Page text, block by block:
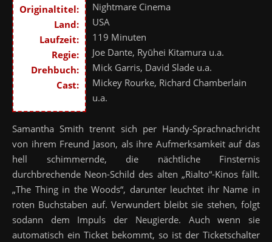
Originaltitel:
Land:
Laufzeit:
Regie:
Drehbuch:
Cast:
Nightmare Cinema
USA
119 Minuten
Joe Dante, Ryūhei Kitamura u.a.
Mick Garris, David Slade u.a.
Mickey Rourke, Richard Chamberlain
u.a.
Samantha Smith trennt sich per Handy-Sprachnachricht
von ihrem Freund Jason, als ihre Aufmerksamkeit auf das
hell schimmernde, die nächtliche Finsternis
durchbrechende Neon-Schild des alten „Rialto“-Kinos fällt.
„The Thing in the Woods“, darunter leuchtet ihr Name in
roten Buchstaben auf. Verwundert bleibt sie stehen, folgt
sodann dem Impuls der Neugierde. Auch wenn sie
automatisch ein Ticket bekommt, so ist der Ticketschalter